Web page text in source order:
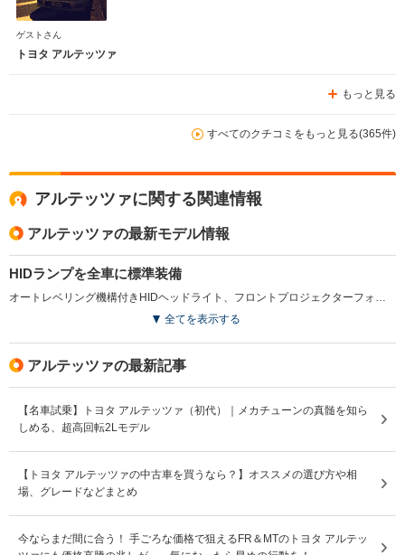
ゲストさん
トヨタ アルテッツァ
もっと見る
すべてのクチコミをもっと見る(365件)
アルテッツァに関する関連情報
アルテッツァの最新モデル情報
HIDランプを全車に標準装備
オートレベリング機構付きHIDヘッドライト、フロントプロジェクターフォグランプを全車に標準装備。また全車のヘッドランプエクステンション、フォグランプエクステンションなどをスモーク調とし、よりスポーティ感を強調した。(2003.8)
全てを表示する
アルテッツァの最新記事
【名車試乗】トヨタ アルテッツァ（初代）｜メカチューンの真髄を知ら
しめる、超高回転2Lモデル
【トヨタ アルテッツァの中古車を買うなら？】オススメの選び方や相
場、グレードなどまとめ
今ならまだ間に合う！ 手ごろな価格で狙えるFR＆MTのトヨタ アルテッ